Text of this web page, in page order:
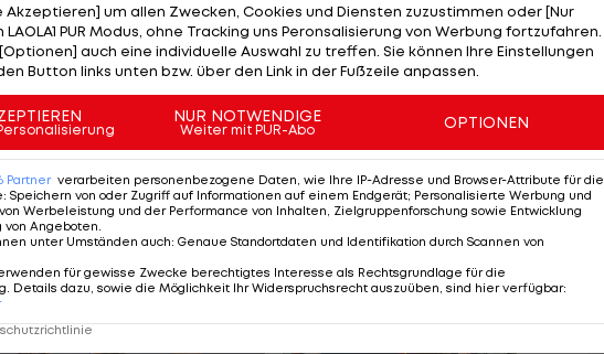
beenden" - der deutsche Schwergewichts-Boxer
8. September vor Selbstvertrauen. Der 27-Jährige
sich bei einer Pressekonferenz am Mittwoch in Köln
Kampfbörse will Charr seiner Mutter eine
Krone nach WBC-Version werden im Olimpijski-
erwartet.
Akzeptieren] um allen Zwecken, Cookies und Diensten zuzustimmen oder [Nur
PUR Modus, ohne Tracking uns Peronsalisierung von Werbung fortzufahren.
auch eine individuelle Auswahl zu treffen. Sie können Ihre Einstellungen
Button links unten bzw. über den Link in der Fußzeile anpassen.
NUR NOTWENDIGE
Weiter mit PUR-Abo OPTIONEN
Partner verarbeiten personenbezogene Daten, wie Ihre IP-Adresse und Browser-Attribute für die
: Speichern von oder Zugriff auf Informationen auf einem Endgerät; Personalisierte Werbung und
Werbeleistung und der Performance von Inhalten, Zielgruppenforschung sowie Entwicklung
von Angeboten
unter Umständen auch: Genaue Standortdaten und Identifikation durch Scannen von
für gewisse Zwecke berechtigtes Interesse als Rechtsgrundlage für die
Details dazu, sowie die Möglichkeit Ihr Widerspruchsrecht auszuüben, sind hier verfügbar: